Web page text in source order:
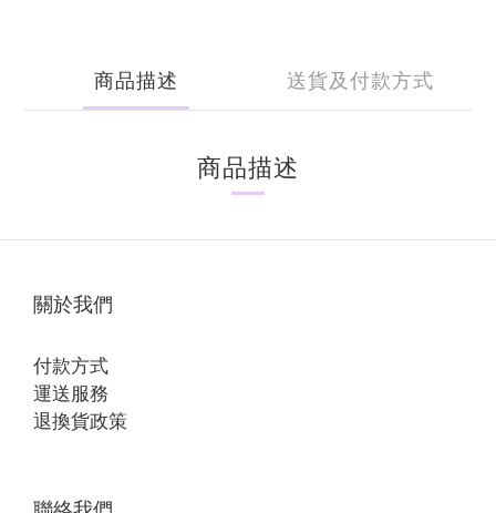
商品描述 送貨及付款方式
商品描述
關於我們
付款方式
運送服務
退換貨政策